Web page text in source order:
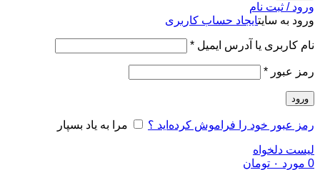
ورود / ثبت نام
ورود به سایتایجاد حساب کاربری
نام کاربری یا آدرس ایمیل *الزامی
رمز عبور *الزامی
ورود
رمز عبور خود را فراموش کرده‌اید ؟ مرا به یاد بسپار
لیست دلخواه
0 مورد ۰ تومان